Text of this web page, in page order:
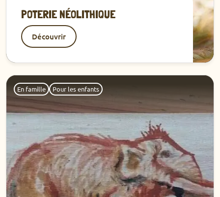
POTERIE NÉOLITHIQUE
Découvrir
En famille Pour les enfants
Découvrir